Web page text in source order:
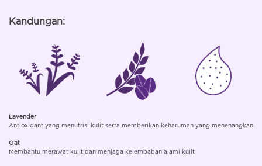
Kandungan:
Lavender
Antioxidant yang menutrisi kulit serta memberikan keharuman yang menenangkan
Oat
Membantu merawat kulit dan menjaga kelembaban alami kulit